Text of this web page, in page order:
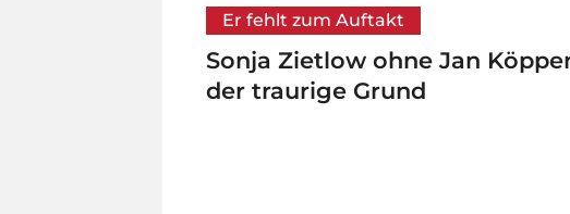
Er fehlt zum Auftakt
Sonja Zietlow ohne Jan
der traurige Grund